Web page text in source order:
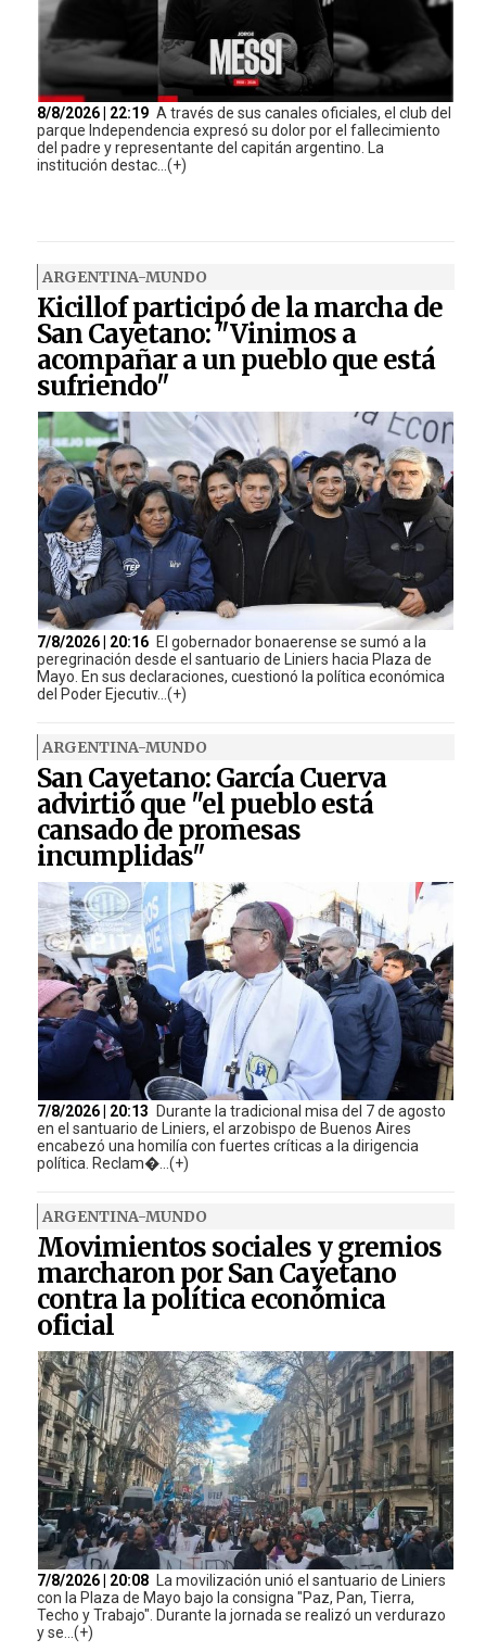
8/8/2026 | 22:19 A través de sus canales oficiales, el club del
parque Independencia expresó su dolor por el fallecimiento
del padre y representante del capitán argentino. La
institución destac...(+)
ARGENTINA-MUNDO
Kicillof participó de la marcha de
San Cayetano: "Vinimos a
acompañar a un pueblo que está
sufriendo"
7/8/2026 | 20:16 El gobernador bonaerense se sumó a la
peregrinación desde el santuario de Liniers hacia Plaza de
Mayo. En sus declaraciones, cuestionó la política económica
del Poder Ejecutiv...(+)
ARGENTINA-MUNDO
San Cayetano: García Cuerva
advirtió que "el pueblo está
cansado de promesas
incumplidas"
7/8/2026 | 20:13
Durante la tradicional misa del 7 de agosto
en el santuario de Liniers, el arzobispo de Buenos Aires
encabezó una homilía con fuertes críticas a la dirigencia
política. Reclam�...(+)
ARGENTINA-MUNDO
Movimientos sociales y gremios
marcharon por San Cayetano
contra la política económica
oficial
7/8/2026 | 20:08 La movilización unió el santuario de Liniers
con la Plaza de Mayo bajo la consigna "Paz, Pan, Tierra,
Techo y Trabajo". Durante la jornada se realizó un verdurazo
y se...(+)